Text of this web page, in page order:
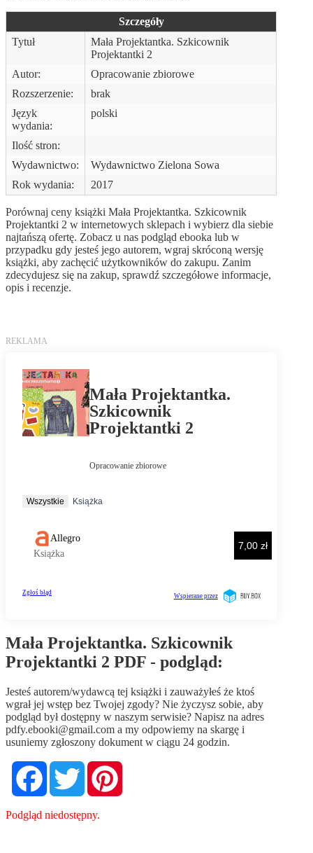
Szczegóły
Tytuł
Mała Projektantka. Szkicownik
Projektantki 2
Autor:
Opracowanie zbiorowe
Rozszerzenie:
brak
Język
wydania:
polski
Ilość stron:
Wydawnictwo:
Wydawnictwo Zielona Sowa
Rok wydania:
2017
Porównaj ceny książki Mała Projektantka. Szkicownik
Projektantki 2 w internetowych sklepach i wybierz dla siebie
najtańszą ofertę. Zobacz u nas podgląd ebooka lub w
przypadku gdy jesteś jego autorem, wgraj skróconą wersję
książki, aby zachęcić użytkowników do zakupu. Zanim
zdecydujesz się na zakup, sprawdź szczegółowe informacje,
opis i recenzje.
Mała Projektantka. Szkicownik
Projektantki 2 PDF - podgląd:
Jesteś autorem/wydawcą tej książki i zauważyłeś że ktoś
wgrał jej wstęp bez Twojej zgody? Nie życzysz sobie, aby
podgląd był dostępny w naszym serwisie? Napisz na adres
pdfy.ebooki@gmail.com a my odpowiemy na skargę i
usuniemy zgłoszony dokument w ciągu 24 godzin.
FacebookTwitter
Podgląd niedostępny.